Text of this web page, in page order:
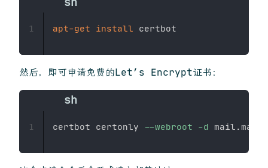
apt-get install
1
然后，即可申请免费的Let’s Encrypt证书：
certbot certonly --webroot -d
1